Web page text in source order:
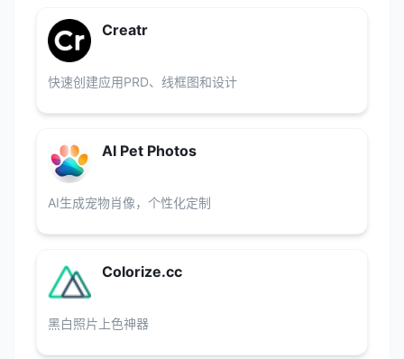
Creatr
快速创建应用PRD、线框图和设计
AI Pet Photos
AI生成宠物肖像，个性化定制
Colorize.cc
黑白照片上色神器